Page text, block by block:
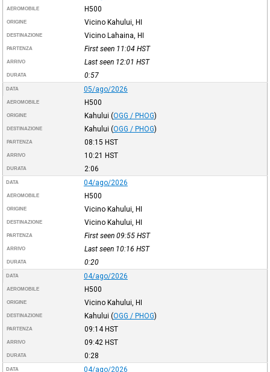
AEROMOBILE H500
ORIGINE Vicino Kahului, HI
DESTINAZIONE Vicino Lahaina, HI
PARTENZA First seen 11:04 HST
ARRIVO Last seen 12:01 HST
DURATA 0:57
DATA 05/ago/2026
AEROMOBILE H500
ORIGINE Kahului (OGG / PHOG)
DESTINAZIONE Kahului (OGG / PHOG)
PARTENZA 08:15 HST
ARRIVO 10:21 HST
DURATA 2:06
DATA 04/ago/2026
AEROMOBILE H500
ORIGINE Vicino Kahului, HI
DESTINAZIONE Vicino Kahului, HI
PARTENZA First seen 09:55 HST
ARRIVO Last seen 10:16 HST
DURATA 0:20
DATA 04/ago/2026
AEROMOBILE H500
ORIGINE Vicino Kahului, HI
DESTINAZIONE Kahului (OGG / PHOG)
PARTENZA 09:14HST
ARRIVO 09:42 HST
DURATA 0:28
DATA 04/ago/2026